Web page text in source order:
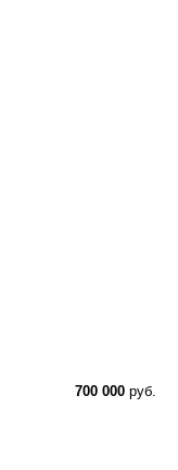
700 000 руб.